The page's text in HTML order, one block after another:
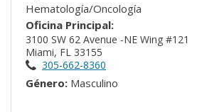
Hematología/Oncología
Oficina Principal:
3100 SW 62 Avenue -NE Wing #121
Miami, FL 33155
305-662-8360
Género: Masculino